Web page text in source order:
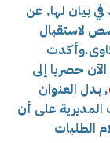
في بيان لها, عن
لاستقبال
وأكدت
حصريا إلى
, بدل العنوان
على أن
الطلبات